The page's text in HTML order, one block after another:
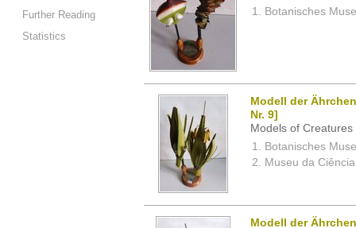
Further Reading
Statistics
Botanisches
Modell der
Nr. 9]
Models of
Botanisches
Museu da
Modell der